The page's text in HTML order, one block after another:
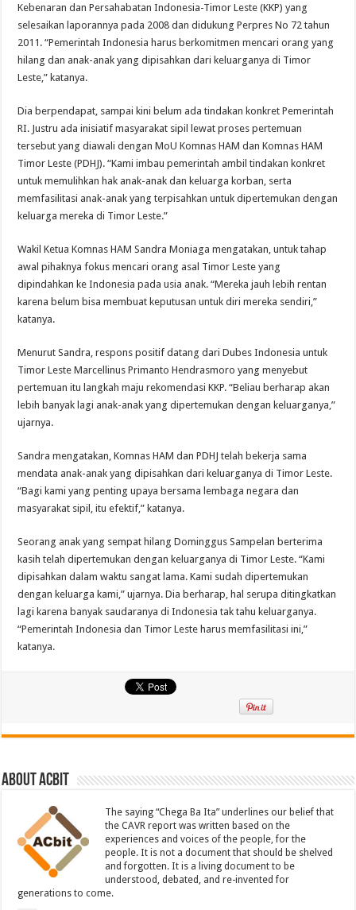
Kebenaran dan Persahabatan Indonesia-Timor Leste (KKP) yang
selesaikan laporannya pada 2008 dan didukung Perpres No 72 tahun
2011. “Pemerintah Indonesia harus berkomitmen mencari orang yang
hilang dan anak-anak yang dipisahkan dari keluarganya di Timor
Leste,” katanya.
Dia berpendapat, sampai kini belum ada tindakan konkret Pemerintah
RI. Justru ada inisiatif masyarakat sipil lewat proses pertemuan
tersebut yang diawali dengan MoU Komnas HAM dan Komnas HAM
Timor Leste (PDHJ). “Kami imbau pemerintah ambil tindakan konkret
untuk memulihkan hak anak-anak dan keluarga korban, serta
memfasilitasi anak-anak yang terpisahkan untuk dipertemukan dengan
keluarga mereka di Timor Leste.”
Wakil Ketua Komnas HAM Sandra Moniaga mengatakan, untuk tahap
awal pihaknya fokus mencari orang asal Timor Leste yang
dipindahkan ke Indonesia pada usia anak. “Mereka jauh lebih rentan
karena belum bisa membuat keputusan untuk diri mereka sendiri,”
katanya.
Menurut Sandra, respons positif datang dari Dubes Indonesia untuk
Timor Leste Marcellinus Primanto Hendrasmoro yang menyebut
pertemuan itu langkah maju rekomendasi KKP. “Beliau berharap akan
lebih banyak lagi anak-anak yang dipertemukan dengan keluarganya,”
ujarnya.
Sandra mengatakan, Komnas HAM dan PDHJ telah bekerja sama
mendata anak-anak yang dipisahkan dari keluarganya di Timor Leste.
“Bagi kami yang penting upaya bersama lembaga negara dan
masyarakat sipil, itu efektif,” katanya.
Seorang anak yang sempat hilang Dominggus Sampelan berterima
kasih telah dipertemukan dengan keluarganya di Timor Leste. “Kami
dipisahkan dalam waktu sangat lama. Kami sudah dipertemukan
dengan keluarga kami,” ujarnya. Dia berharap, hal serupa ditingkatkan
lagi karena banyak saudaranya di Indonesia tak tahu keluarganya.
“Pemerintah Indonesia dan Timor Leste harus memfasilitasi ini,”
katanya.
About ACbit
The saying “Chega Ba Ita” underlines our belief that
the CAVR report was written based on the
experiences and voices of the people, for the
people. It is not a document that should be shelved
and forgotten. It is a living document to be
understood, debated, and re-invented for
generations to come.